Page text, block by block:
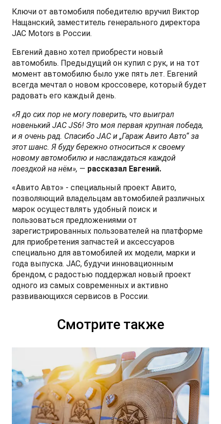
JAC T8 PRO Пикап
T9 Пикап
RF8 Минивэн
от 4 774 000 ₽*
Ключи от автомобиля победителю вручил Виктор
Нащанский, заместитель генерального директора
JAC Motors в России.
Евгений давно хотел приобрести новый
автомобиль. Предыдущий он купил с рук, и на тот
момент автомобилю было уже пять лет. Евгений
всегда мечтал о новом кроссовере, который будет
радовать его каждый день.
«Я до сих пор не могу поверить, что выиграл
новенький JAC JS6! Это моя первая крупная победа,
и я очень рад. Спасибо JAC и „Гараж Авито Авто“ за
этот шанс. Я буду бережно относиться к своему
новому автомобилю и наслаждаться каждой
поездкой на нём», — рассказал Евгений.
«Авито Авто» - специальный проект Авито,
позволяющий владельцам автомобилей различных
марок осуществлять удобный поиск и
пользоваться предложениями от
зарегистрированных пользователей на платформе
для приобретения запчастей и аксессуаров
специально для автомобилей их модели, марки и
года выпуска. JAC, будучи инновационным
брендом, с радостью поддержал новый проект
одного из самых современных и активно
развивающихся сервисов в России.
Смотрите также